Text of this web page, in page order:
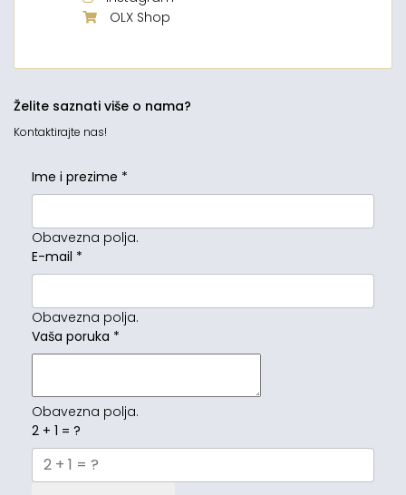
OLX Shop
Želite saznati više o nama?
Kontaktirajte nas!
Ime i prezime *
Obavezna polja.
E-mail *
Obavezna polja.
Vaša poruka *
Obavezna polja.
2 + 1 = ?